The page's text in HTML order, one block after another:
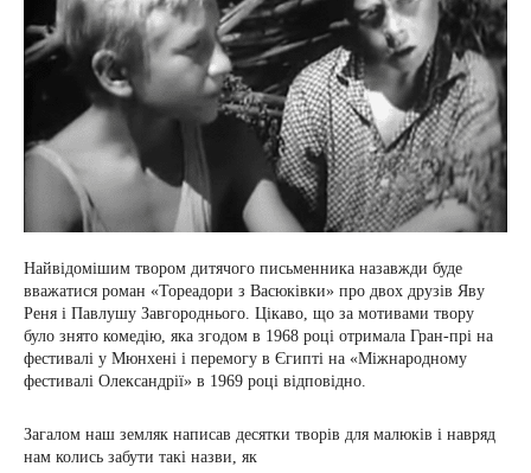
Найвідомішим твором дитячого письменника назавжди буде
вважатися роман «Тореадори з Васюківки» про двох друзів Яву
Реня і Павлушу Завгороднього. Цікаво, що за мотивами твору
було знято комедію, яка згодом в 1968 році отримала Гран-прі на
фестивалі у Мюнхені і перемогу в Єгипті на «Міжнародному
фестивалі Олександрії» в 1969 році відповідно.
Загалом наш земляк написав десятки творів для малюків і навряд
нам колись забути такі назви, як